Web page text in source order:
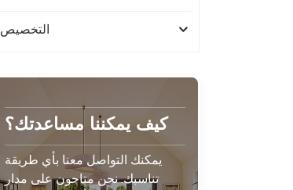
التخصيص
كيف يمكننا مساعدتك؟
يمكنك التواصل معنا بأي طريقة
تناسبك. نحن متاحون على مدار